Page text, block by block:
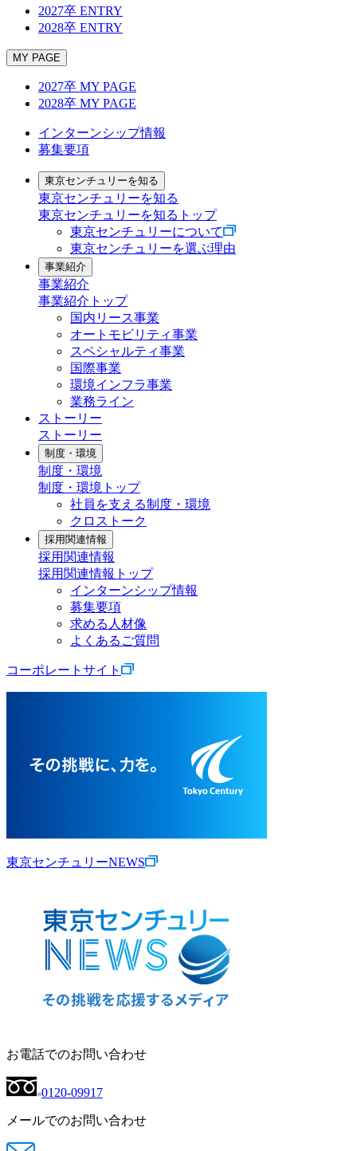
2027卒 ENTRY
2028卒 ENTRY
MY PAGE
2027卒 MY PAGE
2028卒 MY PAGE
インターンシップ情報
募集要項
東京センチュリーを知る
東京センチュリーを知る
東京センチュリーを知るトップ
東京センチュリーについて
東京センチュリーを選ぶ理由
事業紹介
事業紹介
事業紹介トップ
国内リース事業
オートモビリティ事業
スペシャルティ事業
国際事業
環境インフラ事業
業務ライン
ストーリー
ストーリー
制度・環境
制度・環境
制度・環境トップ
社員を支える制度・環境
クロストーク
採用関連情報
採用関連情報
採用関連情報トップ
インターンシップ情報
募集要項
求める人材像
よくあるご質問
コーポレートサイト
東京センチュリーNEWS
お電話でのお問い合わせ
0120-09917
メールでのお問い合わせ